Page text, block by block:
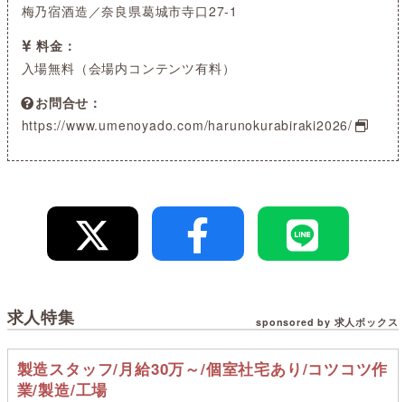
梅乃宿酒造／奈良県葛城市寺口27-1
料金
入場無料（会場内コンテンツ有料）
お問合せ
https://www.umenoyado.com/harunokurabiraki2026/
求人特集 sponsored by 求人ボックス
製造スタッフ/月給30万～/個室社宅あり/コツコツ作
業/製造/工場